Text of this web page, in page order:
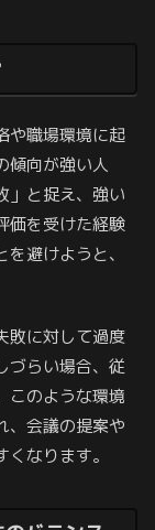
や職場環境に起
傾向が強い人
」と捉え、強い
価を受けた経験
避けようと、
敗に対して過度
づらい場合、従
このような環境
、会議の提案や
なります。